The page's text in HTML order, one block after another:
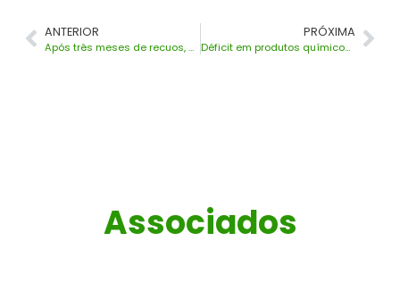
ANTERIOR
Após três meses de recuos, vendas internas de produtos químicos crescem em julho de 2021
PRÓXIMA
Déficit em produtos químicos é recorde e ultrapassa US$ 38,2 bi nos últimos 12 meses
Associados